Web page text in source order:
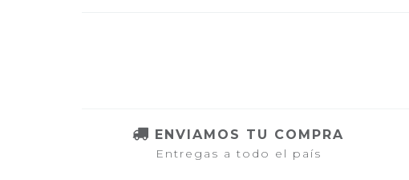
ENVIAMOS TU COMPRA
Entregas a todo el país